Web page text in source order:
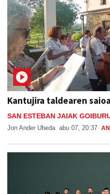
Kantujira taldearen
SAN ESTEBAN JAIAK
Jon Ander Ubeda abu 07, 20:37